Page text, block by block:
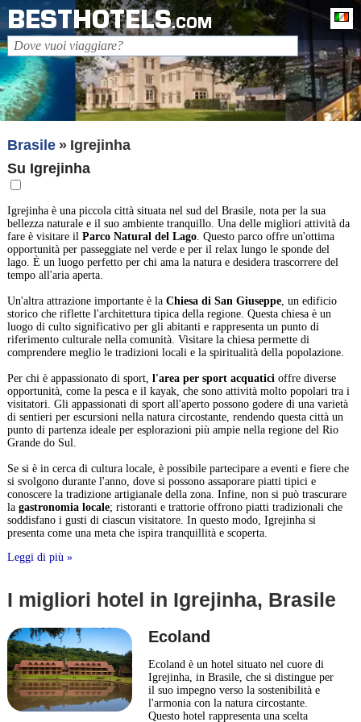
BESTHOTELS.COM
Brasile
Igrejinha
Su Igrejinha
Igrejinha è una piccola città situata nel sud del Brasile, nota per la sua
bellezza naturale e il suo ambiente tranquillo. Una delle migliori attività da
fare è visitare il Parco Natural del Lago. Questo parco offre un'ottima
opportunità per passeggiate nel verde e per il relax lungo le sponde del
lago. È un luogo perfetto per chi ama la natura e desidera trascorrere del
tempo all'aria aperta.
Un'altra attrazione importante è la Chiesa di San Giuseppe, un edificio
storico che riflette l'architettura tipica della regione. Questa chiesa è un
luogo di culto significativo per gli abitanti e rappresenta un punto di
riferimento culturale nella comunità. Visitare la chiesa permette di
comprendere meglio le tradizioni locali e la spiritualità della popolazione.
Per chi è appassionato di sport, l'area per sport acquaticioffre diverse
opportunità, come la pesca e il kayak, che sono attività molto popolari tra i
visitatori. Gli appassionati di sport all'aperto possono godere di una varietà
di sentieri per escursioni nella natura circostante, rendendo questa città un
punto di partenza ideale per esplorazioni più ampie nella regione del Rio
Grande do Sul.
Se si è in cerca di cultura locale, è possibile partecipare a eventi e fiere che
si svolgono durante l'anno, dove si possono assaporare piatti tipici e
conoscere la tradizione artigianale della zona. Infine, non si può trascurare
la gastronomia locale; ristoranti e trattorie offrono piatti tradizionali che
soddisfano i gusti di ciascun visitatore. In questo modo, Igrejinha si
presenta come una meta che ispira tranquillità e scoperta.
Leggi di più »
I migliori hotel in Igrejinha, Brasile
Ecoland
Ecoland è un hotel situato nel cuore di
Igrejinha, in Brasile, che si distingue per
il suo impegno verso la sostenibilità e
l'armonia con la natura circostante.
Questo hotel rappresenta una scelta